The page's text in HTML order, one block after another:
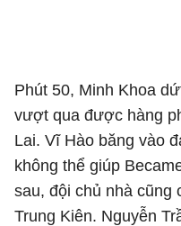
Phút 50, Minh Khoa
vượt qua được hàng
Lai. Vĩ Hào băng vào
không thể giúp
sau, đội chủ nhà cũng
Trung Kiên. Nguyễn